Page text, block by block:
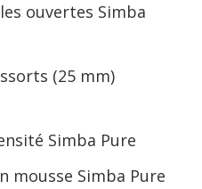
ouvertes Simba
(25 mm)
Simba Pure
mousse Simba Pure